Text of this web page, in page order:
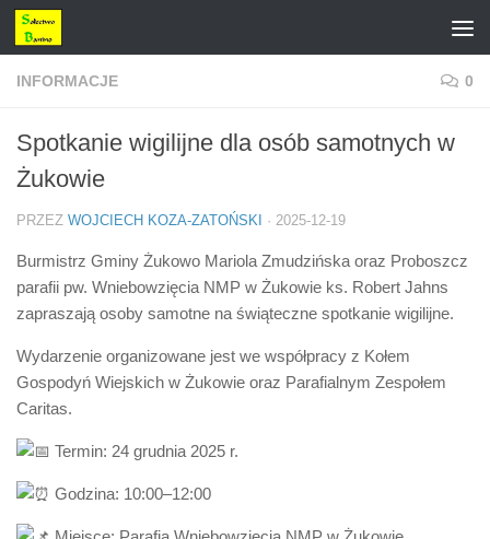
Przejdź do treści
INFORMACJE 0
Spotkanie wigilijne dla osób samotnych w
Żukowie
PRZEZ WOJCIECH KOZA-ZATOŃSKI · 2025-12-19
Burmistrz Gminy Żukowo Mariola Zmudzińska oraz Proboszcz
parafii pw. Wniebowzięcia NMP w Żukowie ks. Robert Jahns
zapraszają osoby samotne na świąteczne spotkanie wigilijne.
Wydarzenie organizowane jest we współpracy z Kołem
Gospodyń Wiejskich w Żukowie oraz Parafialnym Zespołem
Caritas.
Termin: 24 grudnia 2025 r.
Godzina: 10:00–12:00